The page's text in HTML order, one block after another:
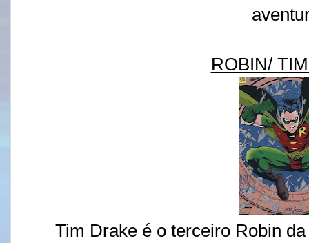
ROBIN/
Tim Drake é o terceiro Robin